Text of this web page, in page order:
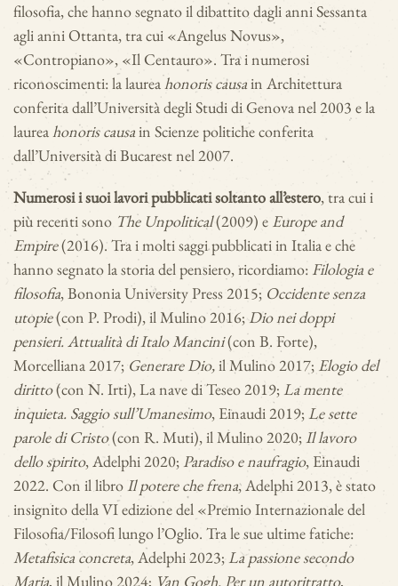
filosofia, che hanno segnato il dibattito dagli anni Sessanta
agli anni Ottanta, tra cui «Angelus Novus»,
«Contropiano», «Il Centauro». Tra i numerosi
riconoscimenti: la laureahonoris causain Architettura
conferita dall’Università degli Studi diGenova nel 2003 e la
laureahonoris causain Scienze politiche conferita
dall’Università di Bucarest nel 2007.
Numerosi i suoi lavori pubblicati soltanto all’estero, tra cui i
più recenti sono The Unpolitical(2009) e Europe and
Empire(2016). Tra i molti saggi pubblicati in Italia e che
hanno segnato la storia del pensiero, ricordiamo: Filologia e
filosofia, Bononia University Press 2015; Occidente senza
utopie(con P. Prodi), il Mulino 2016; Dio nei doppi
pensieri. Attualità di Italo Mancini(con B. Forte),
Morcelliana 2017;Generare Dio,il Mulino 2017; Elogio del
diritto(con N. Irti), La nave di Teseo 2019;La mente
inquieta. Saggio sull’Umanesimo, Einaudi 2019;Le sette
parole di Cristo(con R. Muti), il Mulino 2020;Il lavoro
dello spirito, Adelphi 2020;Paradiso e naufragio, Einaudi
2022. Con il libroIl potere che frena, Adelphi 2013, è stato
insignito della VI edizione del «Premio Internazionale del
Filosofia/Filosofi lungo l’Oglio. Tra le sue ultime fatiche:
Metafisica concreta, Adelphi 2023;La passione secondo
Maria, il Mulino 2024; Van Gogh. Per un autoritratto,